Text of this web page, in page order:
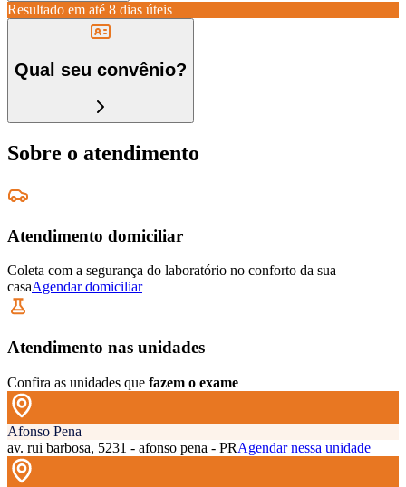
Resultado em até 8 dias úteis
Qual seu convênio?
Sobre o atendimento
Atendimento domiciliar
Coleta com a segurança do laboratório no conforto da sua
casaAgendar domiciliar
Atendimento nas unidades
Confira as unidades que fazem o exame
Afonso Pena
av. rui barbosa, 5231 - afonso pena - PRAgendar nessa unidade